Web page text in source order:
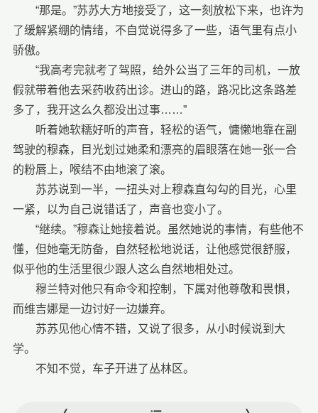
“那是。”苏苏大方地接受了，这一刻放松下来，也许为
了缓解紧绷的情绪，不自觉说得多了一些，语气里有点小
骄傲。
“我高考完就考了驾照，给外公当了三年的司机，一放
假就带着他去采药收药出诊。进山的路，路况比这条路差
多了，我开这么久都没出过事……”
听着她软糯好听的声音，轻松的语气，慵懒地靠在副
驾驶的穆森，目光划过她柔和漂亮的眉眼落在她一张一合
的粉唇上，喉结不由地滚了滚。
苏苏说到一半，一扭头对上穆森直勾勾的目光，心里
一紧，以为自己说错话了，声音也变小了。
“继续。”穆森让她接着说。虽然她说的事情，有些他不
懂，但她毫无防备，自然轻松地说话，让他感觉很舒服，
似乎他的生活里很少跟人这么自然地相处过。
穆兰特对他只有命令和控制，下属对他尊敬和畏惧，
而维吉娜是一边讨好一边嫌弃。
苏苏见他心情不错，又说了很多，从小时候说到大
学。
不知不觉，车子开进了丛林区。